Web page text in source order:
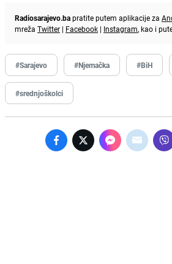
Radiosarajevo.bapratite putem aplikacije za
mreža Twitter | Facebook | Instagram, kao i
#Sarajevo #Njemačka #BiH
#srednjoškolci